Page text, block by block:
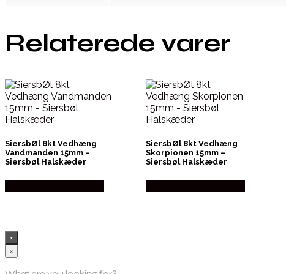
Relaterede varer
SiersbØl 8kt Vedhæng
Vandmanden 15mm –
Siersbøl Halskæder
SiersbØl 8kt Vedhæng
Skorpionen 15mm –
Siersbøl Halskæder
×
×